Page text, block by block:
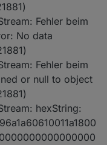
Fehler beim
No data
Fehler beim
or null to object
hexString: